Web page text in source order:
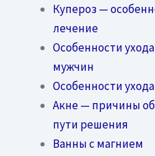
Купероз —
лечение
Особенности
мужчин
Особенности
Акне — причины
пути решения
Ванны с магнием